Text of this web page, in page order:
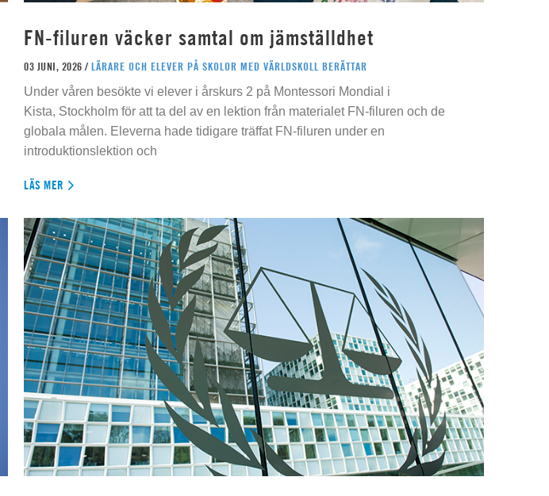
FN-filuren väcker samtal om jämställdhet
03 JUNI, 2026 / LÄRARE OCH ELEVER PÅ SKOLOR MED VÄRLDSKOLL BERÄTTAR
Under våren besökte vi elever i årskurs 2 på Montessori Mondial i
Kista, Stockholm för att ta del av en lektion från materialet FN-filuren och de
globala målen. Eleverna hade tidigare träffat FN-filuren under en
introduktionslektion och
LÄS MER